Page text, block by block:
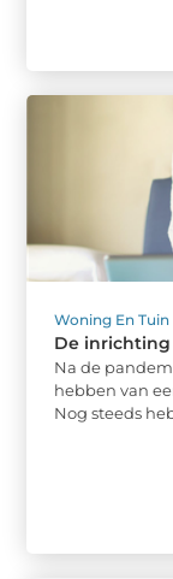
Woning En Tuin
De
Na de
hebben van
Nog steeds